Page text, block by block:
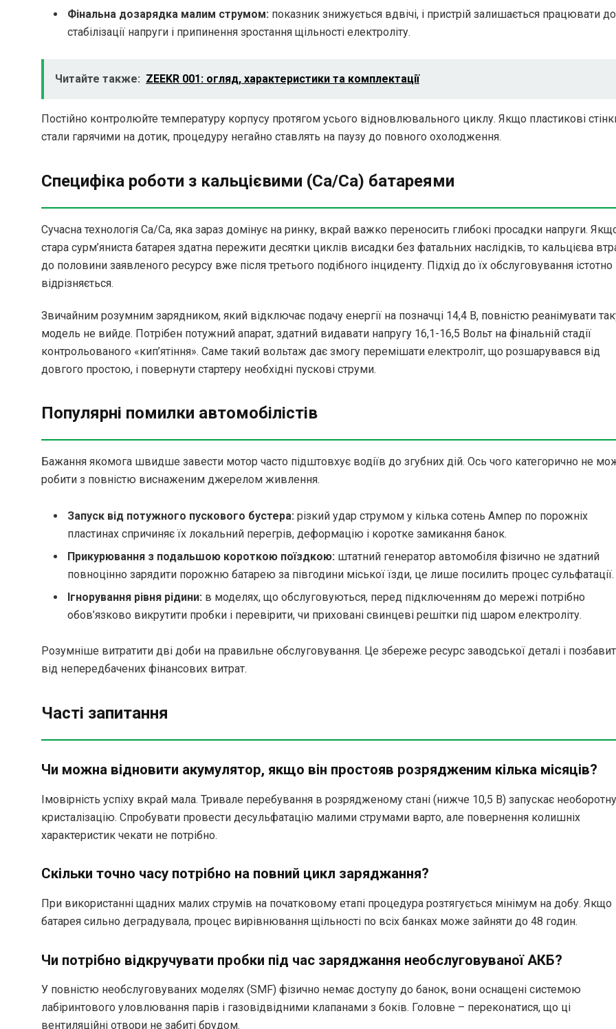
Фінальна дозарядка малим струмом: показник знижується вдвічі, і пристрій залишається працювати до
стабілізації напруги і припинення зростання щільності електроліту.
Читайте также: ZEEKR 001: огляд, характеристики та комплектації
Постійно контролюйте температуру корпусу протягом усього відновлювального циклу. Якщо пластикові
стали гарячими на дотик, процедуру негайно ставлять на паузу до повного охолодження.
Специфіка роботи з кальцієвими (Ca/Ca) батареями
Сучасна технологія Ca/Ca, яка зараз домінує на ринку, вкрай важко переносить глибокі просадки напруги.
стара сурм’яниста батарея здатна пережити десятки циклів висадки без фатальних наслідків, то кальцієва
до половини заявленого ресурсу вже після третього подібного інциденту. Підхід до їх обслуговування істотно
відрізняється.
Звичайним розумним зарядником, який відключає подачу енергії на позначці 14,4 В, повністю реанімувати
модель не вийде. Потрібен потужний апарат, здатний видавати напругу 16,1-16,5 Вольт на фінальній стадії
контрольованого «кип’ятіння». Саме такий вольтаж дає змогу перемішати електроліт, що розшарувався від
довгого простою, і повернути стартеру необхідні пускові струми.
Популярні помилки автомобілістів
Бажання якомога швидше завести мотор часто підштовхує водіїв до згубних дій. Ось чого категорично не
робити з повністю виснаженим джерелом живлення.
Запуск від потужного пускового бустера: різкий удар струмом у кілька сотень Ампер по порожніх
пластинах спричиняє їх локальний перегрів, деформацію і коротке замикання банок.
Прикурювання з подальшою короткою поїздкою: штатний генератор автомобіля фізично не здатний
повноцінно зарядити порожню батарею за півгодини міської їзди, це лише посилить процес сульфатації.
Ігнорування рівня рідини: в моделях, що обслуговуються, перед підключенням до мережі потрібно
обов’язково викрутити пробки і перевірити, чи приховані свинцеві решітки під шаром електроліту.
Розумніше витратити дві доби на правильне обслуговування. Це збереже ресурс заводської деталі і
від непередбачених фінансових витрат.
Часті запитання
Чи можна відновити акумулятор, якщо він простояв розрядженим кілька місяців?
Імовірність успіху вкрай мала. Тривале перебування в розрядженому стані (нижче 10,5 В) запускає необоротну
кристалізацію. Спробувати провести десульфатацію малими струмами варто, але повернення колишніх
характеристик чекати не потрібно.
Скільки точно часу потрібно на повний цикл заряджання?
При використанні щадних малих струмів на початковому етапі процедура розтягується мінімум на добу. Якщо
батарея сильно деградувала, процес вирівнювання щільності по всіх банках може зайняти до 48 годин.
Чи потрібно відкручувати пробки під час заряджання необслуговуваної АКБ?
У повністю необслуговуваних моделях (SMF) фізично немає доступу до банок, вони оснащені системою
лабіринтового уловлювання парів і газовідвідними клапанами з боків. Головне – переконатися, що ці
вентиляційні отвори не забиті брудом.